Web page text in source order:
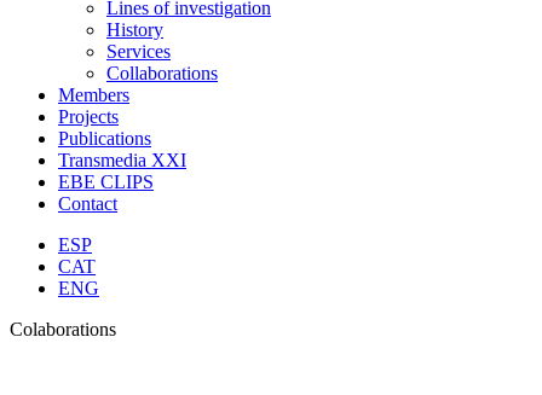
Lines of investigation
History
Services
Collaborations
Members
Projects
Publications
Transmedia XXI
EBE CLIPS
Contact
ESP
CAT
ENG
Colaborations